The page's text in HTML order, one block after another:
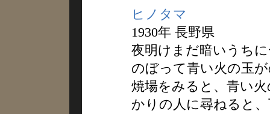
ヒノタマ
1930年 長野県
夜明けまだ暗いうち
のぼって青い火の玉
焼場をみると、青い
かりの人に尋ねると